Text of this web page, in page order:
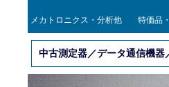
メカトロニクス・分析他 特価品
中古測定器／データ通信機